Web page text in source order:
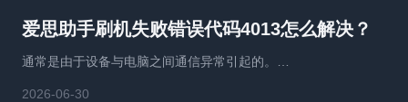
爱思助手刷机失败错误代码4013怎么解决？
通常是由于设备与电脑之间通信异常引起的。…
2026-06-30